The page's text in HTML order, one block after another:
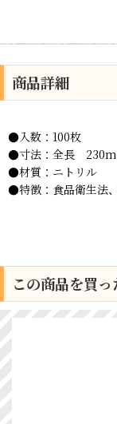
商品詳細
●入数：100枚
●寸法：全長
●材質：ニトリル
●特徴：食品衛生法
この商品を買